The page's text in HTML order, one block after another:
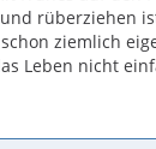
rüberziehen
ziemlich
Leben nicht